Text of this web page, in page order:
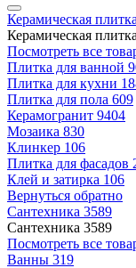
Керамическая плитка
Керамическая плитка
Посмотреть все
Плитка для ванной
Плитка для кухни
Плитка для пола 609
Керамогранит 9404
Мозаика 830
Клинкер 106
Плитка для фасадов
Клей и затирка 106
Вернуться обратно
Сантехника 3589
Сантехника 3589
Посмотреть все
Ванны 319